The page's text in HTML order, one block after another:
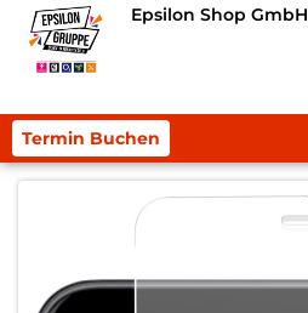
Epsilon Shop GmbH
Termin Buchen